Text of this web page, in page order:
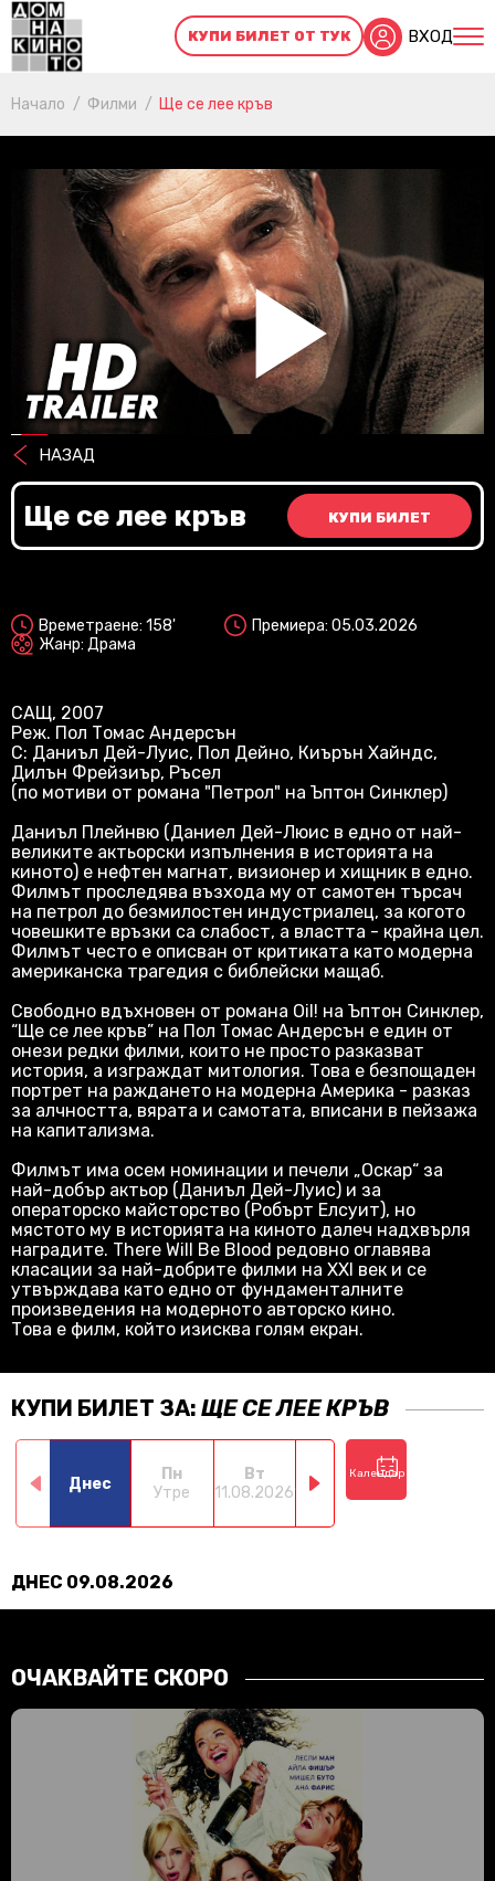
КУПИ БИЛЕТ ОТ ТУК ВХОД
Начало Филми Ще се лее кръв
НАЗАД
Ще се лее кръв КУПИ БИЛЕТ
Времетраене: 158'
Премиера: 05.03.2026
Жанр: Драма
САЩ, 2007
Реж. Пол Томас Андерсън
С: Даниъл Дей-Луис, Пол Дeйно, Киърън Хайндс,
Дилън Фрейзиър, Ръсел
(по мотиви от романа "Петрол" на Ъптон Синклер)
Даниъл Плейнвю (Даниел Дей-Люис в едно от най-
великите актьорски изпълнения в историята на
киното) е нефтен магнат, визионер и хищник в едно.
Филмът проследява възхода му от самотен търсач
на петрол до безмилостен индустриалец, за когото
човешките връзки са слабост, а властта - крайна цел.
Филмът често е описван от критиката като модерна
американска трагедия с библейски мащаб.
Свободно вдъхновен от романа Oil! на Ъптон Синклер,
“Ще се лее кръв” на Пол Томас Андерсън е един от
онези редки филми, които не просто разказват
история, а изграждат митология. Това е безпощаден
портрет на раждането на модерна Америка - разказ
за алчността, вярата и самотата, вписани в пейзажа
на капитализма.
Филмът има осем номинации и печели „Оскар“ за
най-добър актьор (Даниъл Дей-Луис) и за
операторско майсторство (Робърт Елсуит), но
мястото му в историята на киното далеч надхвърля
наградите. There Will Be Blood редовно оглавява
класации за най-добрите филми на XXI век и се
утвърждава като едно от фундаменталните
произведения на модерното авторско кино.
Това е филм, който изисква голям екран.
КУПИ БИЛЕТ ЗА: ЩЕ СЕ ЛЕЕ КРЪВ
Днес
Пн
Утре
Вт
11.08.202612.08.2026
13.08.2026
Календар
ДНЕС 09.08.2026
ОЧАКВАЙТЕ СКОРО